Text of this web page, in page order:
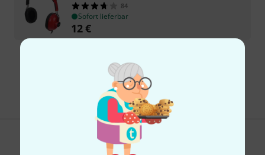
84
Sofort lieferbar
12€
Kostenloser Versand ab 29 €
Alle Preise inkl. MwSt.
Gefällt Ihnen, was Sie sehen?